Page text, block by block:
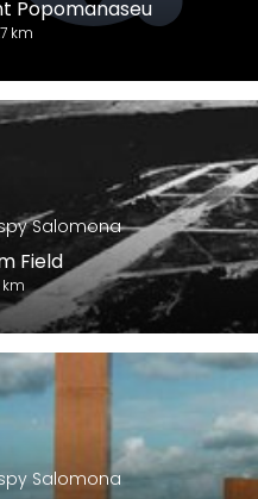
Popomanaseu
km
Salomona
Field
km
Salomona